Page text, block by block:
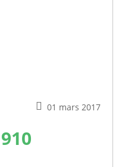
01 mars 2017